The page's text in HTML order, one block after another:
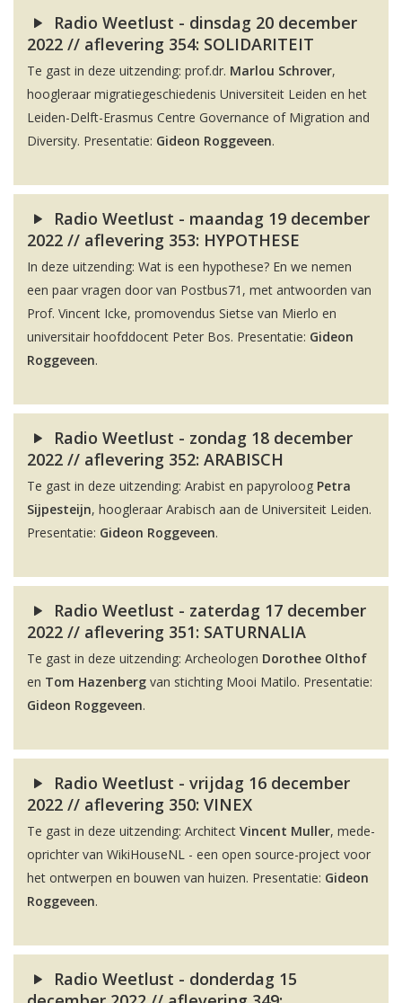
Radio Weetlust - dinsdag 20 december
2022 // aflevering 354: SOLIDARITEIT
Te gast in deze uitzending: prof.dr. Marlou Schrover,
hoogleraar migratiegeschiedenis Universiteit Leiden en het
Leiden-Delft-Erasmus Centre Governance of Migration and
Diversity. Presentatie: Gideon Roggeveen.
Radio Weetlust - maandag 19 december
2022 // aflevering 353: HYPOTHESE
In deze uitzending: Wat is een hypothese? En we nemen
een paar vragen door van Postbus71, met antwoorden van
Prof. Vincent Icke, promovendus Sietse van Mierlo en
universitair hoofddocent Peter Bos. Presentatie: Gideon
Roggeveen.
Radio Weetlust - zondag 18 december
2022 // aflevering 352: ARABISCH
Te gast in deze uitzending: Arabist en papyroloog Petra
Sijpesteijn, hoogleraar Arabisch aan de Universiteit Leiden.
Presentatie: Gideon Roggeveen.
Radio Weetlust - zaterdag 17 december
2022 // aflevering 351: SATURNALIA
Te gast in deze uitzending: Archeologen Dorothee Olthof
en Tom Hazenberg van stichting Mooi Matilo. Presentatie:
Gideon Roggeveen.
Radio Weetlust - vrijdag 16 december
2022 // aflevering 350: VINEX
Te gast in deze uitzending: Architect Vincent Muller, mede-
oprichter van WikiHouseNL - een open source-project voor
het ontwerpen en bouwen van huizen. Presentatie: Gideon
Roggeveen.
Radio Weetlust - donderdag 15